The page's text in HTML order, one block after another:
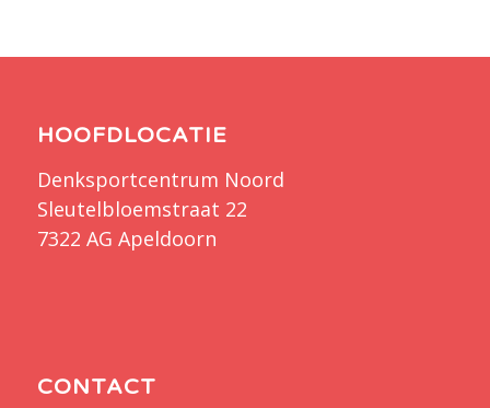
HOOFDLOCATIE
Denksportcentrum Noord
Sleutelbloemstraat 22
7322 AG Apeldoorn
CONTACT